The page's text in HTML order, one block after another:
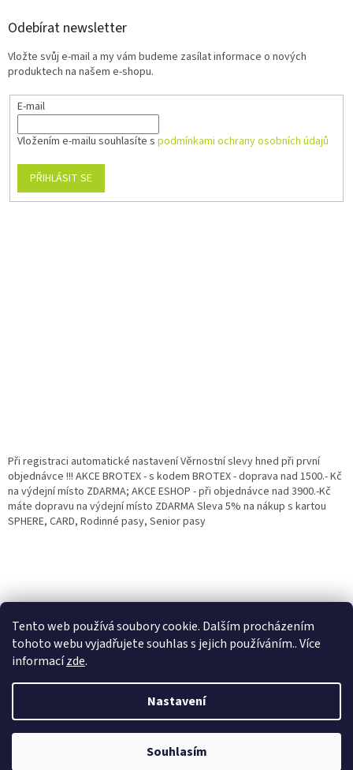
Tento web používá soubory cookie. Dalším procházením
tohoto webu vyjadřujete souhlas s jejich používáním.. Více
informacízde.
Nastavení
Souhlasím
nastavená Věrnostní sleva 3% - 10% na Všechny Vaše další nákupy. Čím
víc nakoupíte, tím větší slevu můžete získat. Vaše objednávky se sčítají.
Využít můžete i "Slevové kody" nebo DOPRAVU ZDARMA. Přejeme
příjemný nákup u nás Jana Kotasová Komárková a kolektiv pracovníků
Odebírat newsletter
Vložte svůj e-mail a my vám budeme zasílat informace o nových
produktech na našem e-shopu.
E-mail
Vložením e-mailu souhlasíte s podmínkami ochrany osobních údajů
PŘIHLÁSIT SE
Při registraci automatické nastavení Věrnostní slevy hned při první
objednávce !!! AKCE BROTEX - s kodem BROTEX - doprava nad 1500.- Kč
na výdejní místo ZDARMA; AKCE ESHOP - při objednávce nad 3900.-Kč
máte dopravu na výdejní místo ZDARMA Sleva 5% na nákup s kartou
SPHERE, CARD, Rodinné pasy, Senior pasy
Copyright 2026Eshop Jana. Všechna práva vyhrazena.